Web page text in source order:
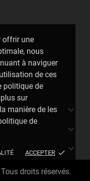
offrir une
nous
à naviguer
de ces
politique de
sur
manière de les
de
ACCEPTER done



droits réservés.